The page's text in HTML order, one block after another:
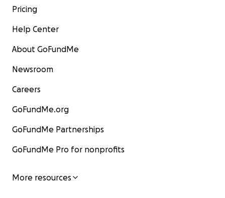
Pricing
Help Center
About GoFundMe
Newsroom
Careers
GoFundMe.org
GoFundMe Partnerships
GoFundMe Pro for nonprofits
More resources